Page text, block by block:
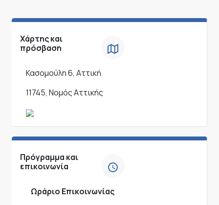
Χάρτης και
πρόσβαση
Κασομούλη 6, Αττική
11745, Νομός Αττικής
Πρόγραμμα και
επικοινωνία
Ωράριο Επικοινωνίας